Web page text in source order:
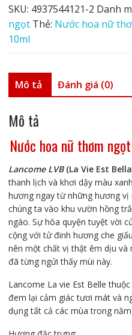
thơm
ngọt
Lancome
LVB
10ml
số
lượng
SKU: 4937544121-2 Danh
ngọt Thẻ: Nước hoa nữ
10ml
Mô tả Đánh giá (0)
Mô tả
Nước hoa nữ thơm
Lancome LVB(La Vie Est
thanh lịch và khơi dậy màu
hương ngay từ những hương
chúng ta vào khu vườn hồng
ngào. Sự hòa quyện tuyệt vời
cộng với tử đinh hương che
nên một chất vị thật êm dịu
đã từng ngửi thấy mùi này.
Lancome La vie Est Belle
đem lại cảm giác tươi mát và
dụng tất cả các mùa trong năm.